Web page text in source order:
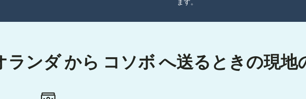
ます。
ランダ から コソボ へ送るときの現地